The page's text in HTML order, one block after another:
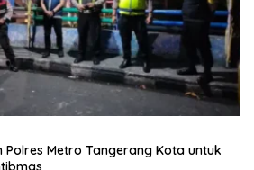
Polres Metro Tangerang Kota untuk